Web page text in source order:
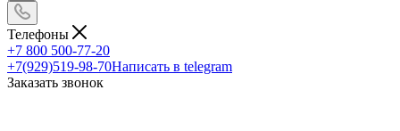
Телефоны
+7 800 500-77-20
+7(929)519-98-70Написать в telegram
Заказать звонок